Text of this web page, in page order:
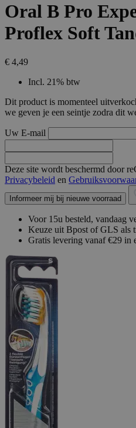
Oral B Pro
Proflex Soft
€ 4,49
Incl. 21% btw
Dit product is momenteel
we geven je een seintje zodra dit
Uw E-mail
Deze site wordt beschermd door
Privacybeleid en
Informeer mij bij nieuwe voorraad
Voor 15u besteld, vandaag
Keuze uit Bpost of GLS als
Gratis levering vanaf €29 in